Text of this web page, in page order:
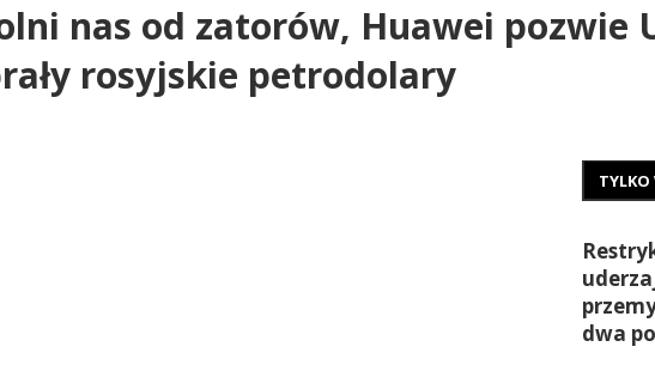
nas od zatorów, Huawei pozwie
rosyjskie petrodolary
TYLKO
dwa